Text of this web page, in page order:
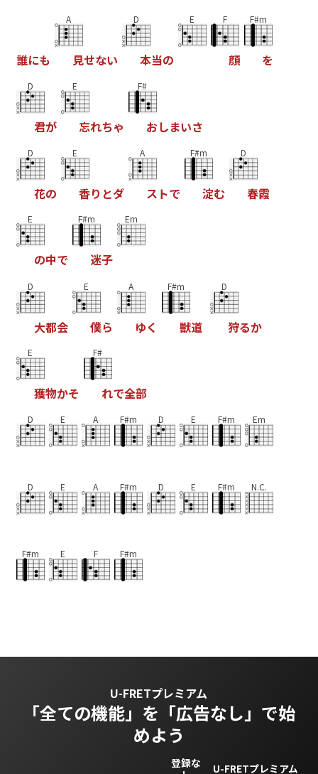
誰にも
A
見せない
D
本当の
E F
顔
F#m
を
D
君が
E
忘れちゃ
F#
おしまいさ
D
花の
E
香り とダ
A
ス トで
F#m
淀む
D
春霞
E
の中で
F#m
迷子
Em
D
大都会
E
僕ら
A
ゆく
F#m
獣道
D
狩るか
E
獲物かそ
F#
れで全部
D E A F#m D E F#m Em
D E A F#m D E F#m N.C.
F#m E F F#m
U-FRETプレミアム
「全ての機能」を 「広告なし」で始
めよう
登録な
U-FRETプレミアム